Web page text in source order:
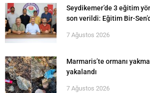
Seydikemer’de 3 eğitim
son verildi: Eğitim Bir-
7 Ağustos 2026
Marmaris’te ormanı
yakalandı
7 Ağustos 2026